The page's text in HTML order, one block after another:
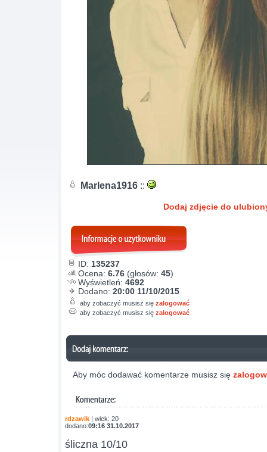
Marlena1916 ::
Dodaj zdjęcie do
ID: 135237
Ocena: 6.76 (głosów: 45)
Wyświetleń: 4692
Dodano: 20:00 11/10/2015
aby zobaczyć musisz się zalogować
aby zobaczyć musisz się zalogować
Aby móc dodawać komentarze musisz się
rdzawik | wiek: 20
dodano:09:16 31.10.2017
śliczna 10/10